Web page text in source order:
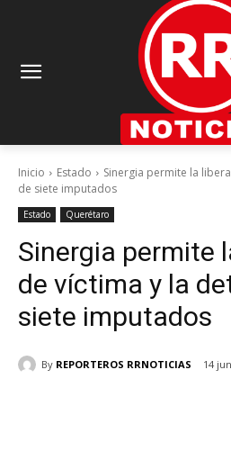
Inicio Estado
Sinergia permite la
de siete imputados
Estado Querétaro
Sinergia permite
de víctima y la
siete imputados
By REPORTEROS RRNOTICIAS 14